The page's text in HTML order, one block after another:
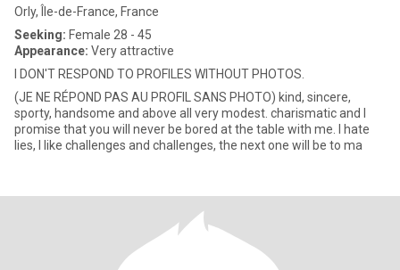
Orly, Île-de-France, France
Seeking: Female 28 - 45
Appearance: Very attractive
I DON'T RESPOND TO PROFILES WITHOUT PHOTOS.
(JE NE RÉPOND PAS AU PROFIL SANS PHOTO) kind, sincere,
sporty, handsome and above all very modest. charismatic and I
promise that you will never be bored at the table with me. I hate
lies, I like challenges and challenges, the next one will be to ma